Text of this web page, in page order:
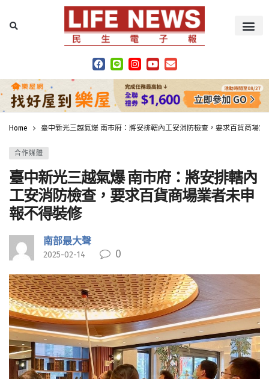
Home 臺中新光三越氣爆 南市府：將安排轄內工安消防檢查，要求百貨商場業
合作媒體
臺中新光三越氣爆 南市府：將安排轄內
工安消防檢查，要求百貨商場業者未申
報不得裝修
南部最大聲
2025-02-14 0